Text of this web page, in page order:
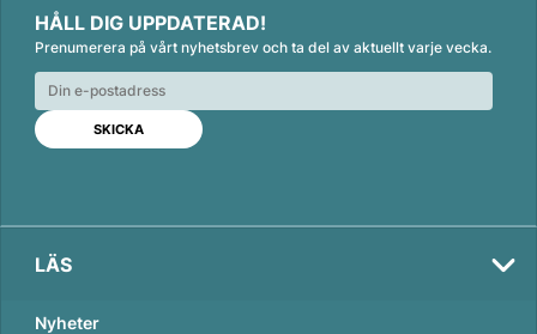
n
k
e
d
n
c
e
b
o
o
k
a
i
l
HÅLL DIG UPPDATERAD!
Prenumerera på vårt nyhetsbrev och ta del av aktuellt varje vecka.
LÄS
Nyheter